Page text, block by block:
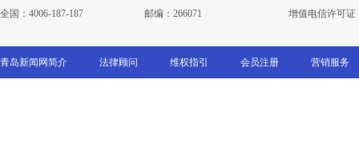
全国：4006-187-187
邮编：266071 增值电信许可证
青岛新闻网简介 法律顾问 维权指引 会员注册 营销服务